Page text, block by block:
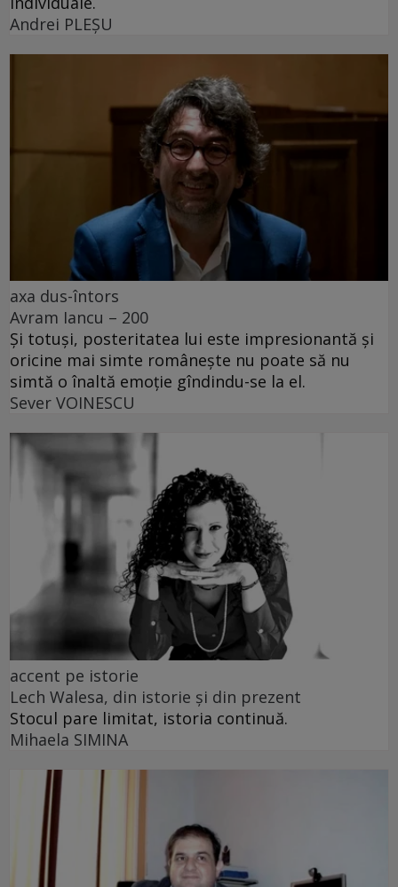
Andrei PLEŞU
axa dus-întors
Avram Iancu – 200
Și totuși, posteritatea lui este impresionantă și
oricine mai simte românește nu poate să nu
simtă o înaltă emoție gîndindu-se la el.
Sever VOINESCU
accent pe istorie
Lech Walesa, din istorie și din prezent
Stocul pare limitat, istoria continuă.
Mihaela SIMINA